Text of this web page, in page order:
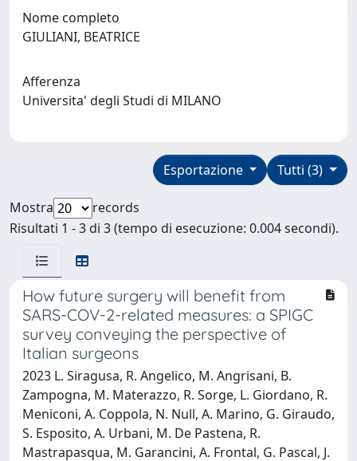
Nome completo
GIULIANI, BEATRICE
Afferenza
Universita' degli Studi di MILANO
Tutti (3)
Esportazione
Mostra
records
Risultati 1 - 3 di 3 (tempo di esecuzione: 0.004 secondi).
How future surgery will benefit from
SARS-COV-2-related measures: a SPIGC
survey conveying the perspective of
Italian surgeons
2023 L. Siragusa, R. Angelico, M. Angrisani, B.
Zampogna, M. Materazzo, R. Sorge, L. Giordano, R.
Meniconi, A. Coppola, N. Null, A. Marino, G. Giraudo,
S. Esposito, A. Urbani, M. De Pastena, R.
Mastrapasqua, M. Garancini, A. Frontal, G. Pascal, J.